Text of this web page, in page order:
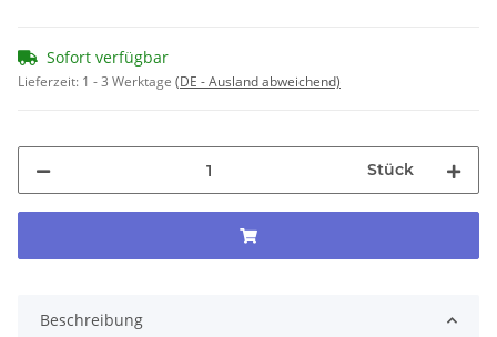
Sofort verfügbar
Lieferzeit: 1 - 3 Werktage (DE - Ausland abweichend)
Stück
Beschreibung